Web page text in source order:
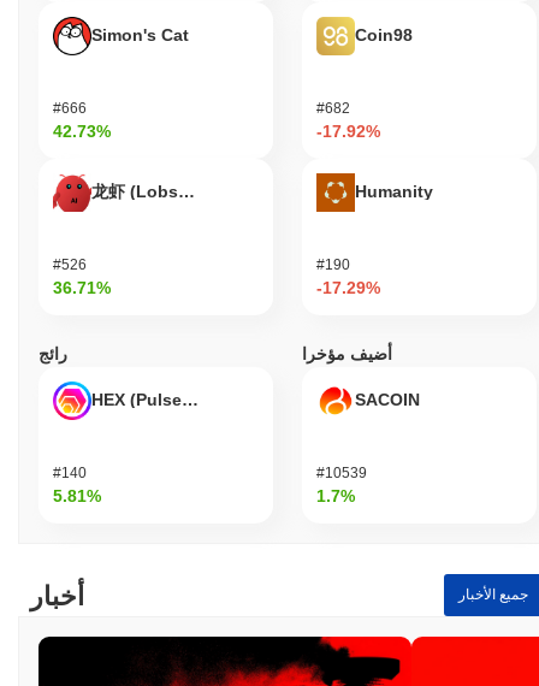
Simon's Cat
#666
42.73%
龙虾 (Lobster)
#526
36.71%
Coin98
#682
-17.92%
Humanity
#190
-17.29%
رائج
HEX (Pulsechain)
#140
5.81%
أضيف مؤخرا
SACOIN
#10539
1.7%
أخبار جميع الأخبار